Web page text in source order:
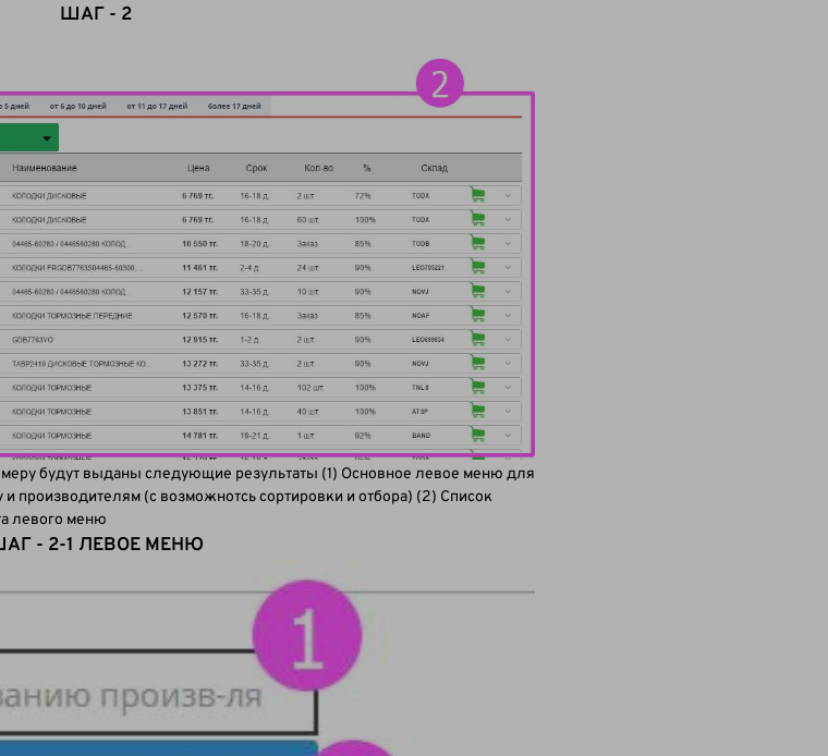
ШАГ - 2
будут выданы следующие результаты (1) Основное левое меню для
(с возможнотсь сортировки и отбора) (2) Список
левого меню
- 2-1 ЛЕВОЕ МЕНЮ